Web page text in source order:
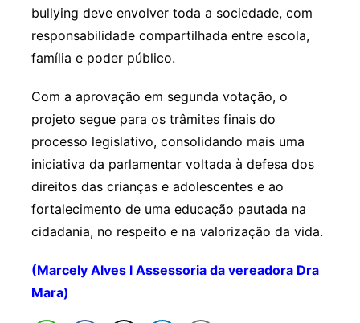
bullying deve envolver toda a sociedade, com
responsabilidade compartilhada entre escola,
família e poder público.
Com a aprovação em segunda votação, o
projeto segue para os trâmites finais do
processo legislativo, consolidando mais uma
iniciativa da parlamentar voltada à defesa dos
direitos das crianças e adolescentes e ao
fortalecimento de uma educação pautada na
cidadania, no respeito e na valorização da vida.
(Marcely Alves l Assessoria da vereadora Dra
Mara)